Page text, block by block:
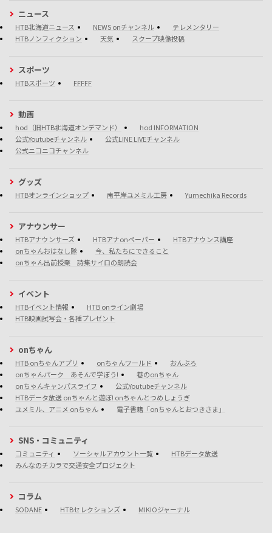
ニュース
HTB北海道ニュース NEWS onチャンネル
テレメンタリー
HTBノンフィクション
天気 スクープ映像投稿
スポーツ
HTBスポーツ FFFFF
動画
hod（旧HTB北海道オンデマンド）
hod INFORMATION
公式Youtubeチャンネル
公式LINE LIVEチャンネル
公式ニコニコチャンネル
グッズ
HTBオンラインショップ 南平岸ユメミル工房 Yumechika Records
アナウンサー
HTBアナウンサーズ HTBアナonペーパー
HTBアナウンス講座
onちゃんおはなし隊
今、私たちにできること
onちゃん出前授業 詩集サイロの朗読会
イベント
HTBイベント情報
HTB onライン劇場
HTB映画試写会・各種プレゼント
onちゃん
HTB onちゃんアプリ onちゃんワールド
おんぶろ
onちゃんパーク あそんで学ぼう!
巷のonちゃん
onちゃんキャンパスライフ
公式Youtubeチャンネル
HTBデータ放送 onちゃんと遊ぼ! onちゃんとつめしょうぎ
ユメミル、アニメ onちゃん
電子書籍「onちゃんとおつきさま」
SNS・コミュニティ
コミュニティ ソーシャルアカウント一覧
HTBデータ放送
みんなのチカラで交通安全プロジェクト
コラム
SODANE HTBセレクションズ MIKIOジャーナル